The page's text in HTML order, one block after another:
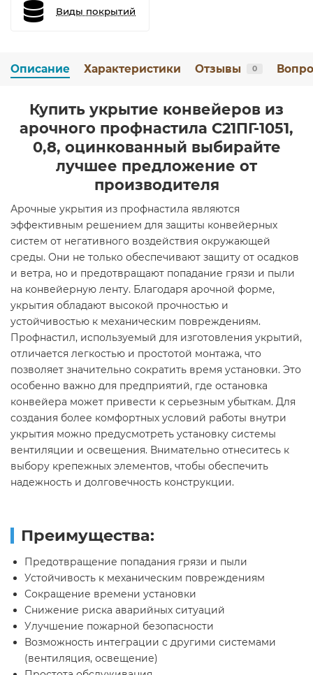
Виды покрытий
Описание Характеристики Отзывы 0
Купить укрытие конвейеров из
арочного профнастила С21ПГ-1051,
0,8, оцинкованный выбирайте
лучшее предложение от
производителя
Арочные укрытия из профнастила являются
эффективным решением для защиты конвейерных
систем от негативного воздействия окружающей
среды. Они не только обеспечивают защиту от осадков
и ветра, но и предотвращают попадание грязи и пыли
на конвейерную ленту. Благодаря арочной форме,
укрытия обладают высокой прочностью и
устойчивостью к механическим повреждениям.
Профнастил, используемый для изготовления укрытий,
отличается легкостью и простотой монтажа, что
позволяет значительно сократить время установки. Это
особенно важно для предприятий, где остановка
конвейера может привести к серьезным убыткам. Для
создания более комфортных условий работы внутри
укрытия можно предусмотреть установку системы
вентиляции и освещения. Внимательно отнеситесь к
выбору крепежных элементов, чтобы обеспечить
надежность и долговечность конструкции.
Преимущества:
Предотвращение попадания грязи и пыли
Устойчивость к механическим повреждениям
Сокращение времени установки
Снижение риска аварийных ситуаций
Улучшение пожарной безопасности
Возможность интеграции с другими системами
(вентиляция, освещение)